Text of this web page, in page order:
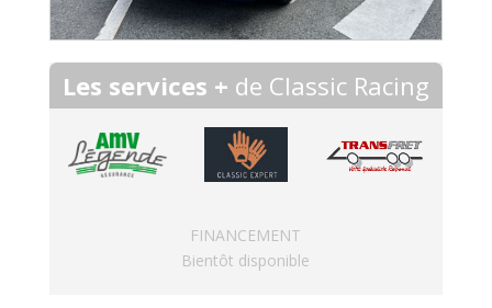
Les services + de Classic Racing
FINANCEMENT
Bientôt disponible